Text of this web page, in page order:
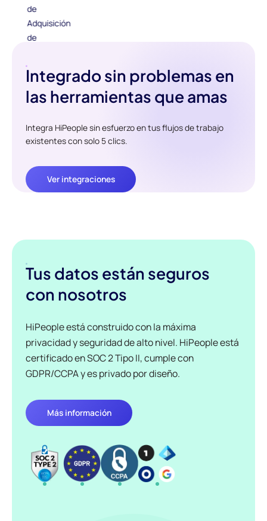
Integrado sin problemas en
las herramientas que amas
Integra HiPeople sin esfuerzo en tus flujos de trabajo
existentes con solo 5 clics.
Ver integraciones
Tus datos están seguros
con nosotros
HiPeople está construido con la máxima
privacidad y seguridad de alto nivel. HiPeople está
certificado en SOC 2 Tipo II, cumple con
GDPR/CCPA y es privado por diseño.
Más información